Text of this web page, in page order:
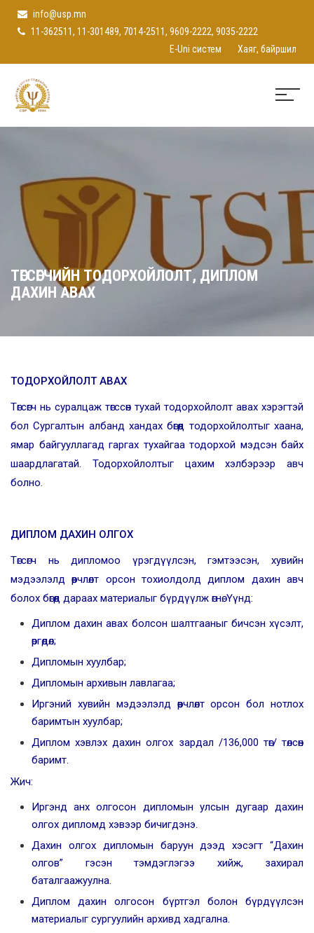
info@usp.mn
11-362511, 11-301489, 7014-2511, 9609-2222, 9035-2222
E-Uni систем
Хаяг, байршил
ТӨГСӨГЧИЙН ТОДОРХОЙЛОЛТ, ДИПЛОМ
ДАХИН АВАХ
ТОДОРХОЙЛОЛТ АВАХ
Төгсөгч нь суралцаж төгссөн тухай тодорхойлолт авах хэрэгтэй
бол Сургалтын албанд хандах бөгөөд тодорхойлолтыг хаана,
ямар байгууллагад гаргах тухайгаа тодорхой мэдсэн байх
шаардлагатай. Тодорхойлолтыг цахим хэлбэрээр авч
болно.
ДИПЛОМ ДАХИН ОЛГОХ
Төгсөгч нь дипломоо үрэгдүүлсэн, гэмтээсэн, хувийн
мэдээлэлд өөрчлөлт орсон тохиолдолд диплом дахин авч
болох бөгөөд дараах материалыг бүрдүүлж өгнө. Үүнд:
Диплом дахин авах болсон шалтгааныг бичсэн хүсэлт,
өргөдөл;
Дипломын хуулбар;
Дипломын архивын лавлагаа;
Иргэний хувийн мэдээлэлд өөрчлөлт орсон бол нотлох
баримтын хуулбар;
Диплом хэвлэх дахин олгох зардал /136,000 төг/ төлсөн
баримт.
Жич:
Иргэнд анх олгосон дипломын улсын дугаар дахин
олгох дипломд хэвээр бичигдэнэ.
Дахин олгох дипломын баруун дээд хэсэгт “Дахин
олгов” гэсэн тэмдэглэгээ хийж, захирал
баталгаажуулна.
Диплом дахин олгосон бүртгэл болон бүрдүүлсэн
материалыг сургуулийн архивд хадгална.